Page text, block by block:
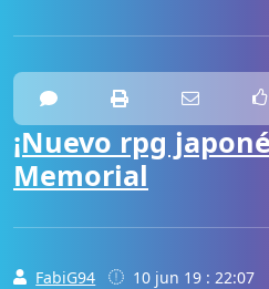
¡Nuevo rpg
Memorial
FabiG94
10 jun 19 : 22:07